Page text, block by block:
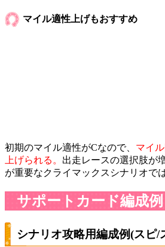
マイル適性上げもおすすめ
初期のマイル適性がCなので、 マイ
上げられる。 出走レースの選択肢が
が重要なクライマックスシナリオで
サポートカード編成例
シナリオ攻略用編成例(スピ/